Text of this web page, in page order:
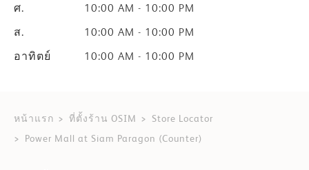
ศ.
10:00 AM - 10:00 PM
ส.
10:00 AM - 10:00 PM
อาทิตย์
10:00 AM - 10:00 PM
หน้าแรก ที่ตั้งร้าน OSIM
Store Locator
Power Mall at Siam Paragon (Counter)